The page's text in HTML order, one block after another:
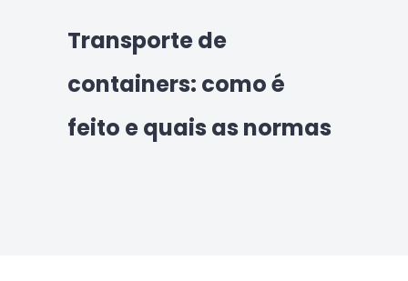
Transporte de
containers: como é
feito e quais as normas